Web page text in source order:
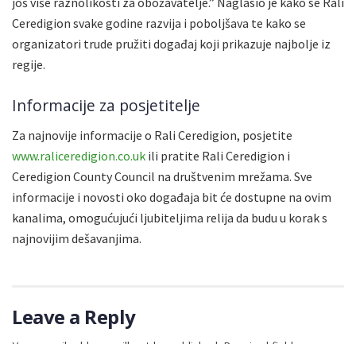
Ceredigion svake godine razvija i poboljšava te kako se
organizatori trude pružiti događaj koji prikazuje najbolje iz
regije.
Informacije za posjetitelje
Za najnovije informacije o Rali Ceredigion, posjetite
www.raliceredigion.co.uk ili pratite Rali Ceredigion i
Ceredigion County Council na društvenim mrežama. Sve
informacije i novosti oko događaja bit će dostupne na ovim
kanalima, omogućujući ljubiteljima relija da budu u korak s
najnovijim dešavanjima.
Leave a Reply